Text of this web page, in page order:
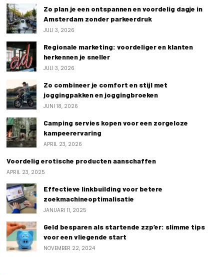
Zo plan je een ontspannen en voordelig dagje in
Amsterdam zonder parkeerdruk
JULI 3, 2026
Regionale marketing: voordeliger en klanten
herkennen je sneller
JULI 3, 2026
Zo combineer je comfort en stijl met
joggingpakken en joggingbroeken
JUNI 18, 2026
Camping servies kopen voor een zorgeloze
kampeerervaring
APRIL 23, 2026
Voordelig erotische producten aanschaffen
APRIL 23, 2025
Effectieve linkbuilding voor betere
zoekmachineoptimalisatie
JANUARI 11, 2025
Geld besparen als startende zzp’er: slimme tips
voor een vliegende start
NOVEMBER 22, 2024